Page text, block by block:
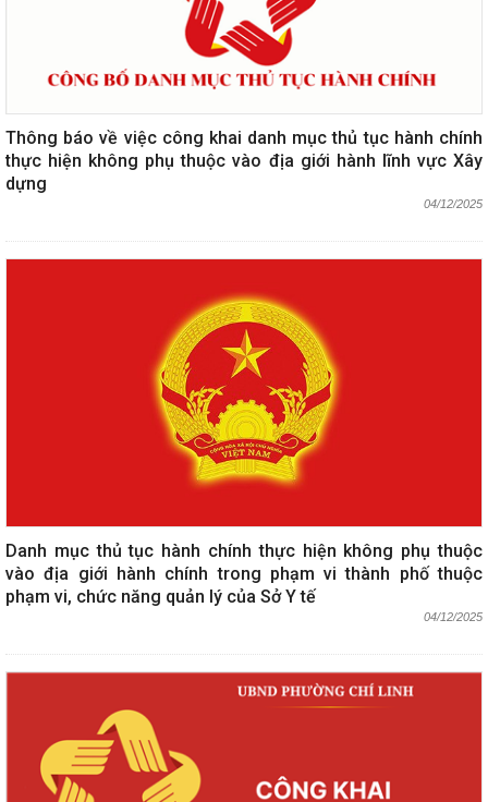
Thông báo về việc công khai danh mục thủ tục hành chính
thực hiện không phụ thuộc vào địa giới hành lĩnh vực Xây
dựng
04/12/2025
Danh mục thủ tục hành chính thực hiện không phụ thuộc
vào địa giới hành chính trong phạm vi thành phố thuộc
phạm vi, chức năng quản lý của Sở Y tế
04/12/2025